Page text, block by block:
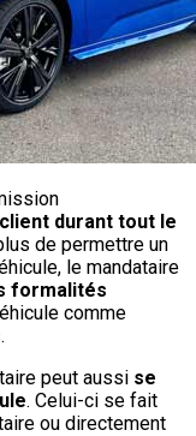
durant tout le
de permettre un
le mandataire
formalités
comme
peut aussi se
. Celui-ci se fait
ou directement